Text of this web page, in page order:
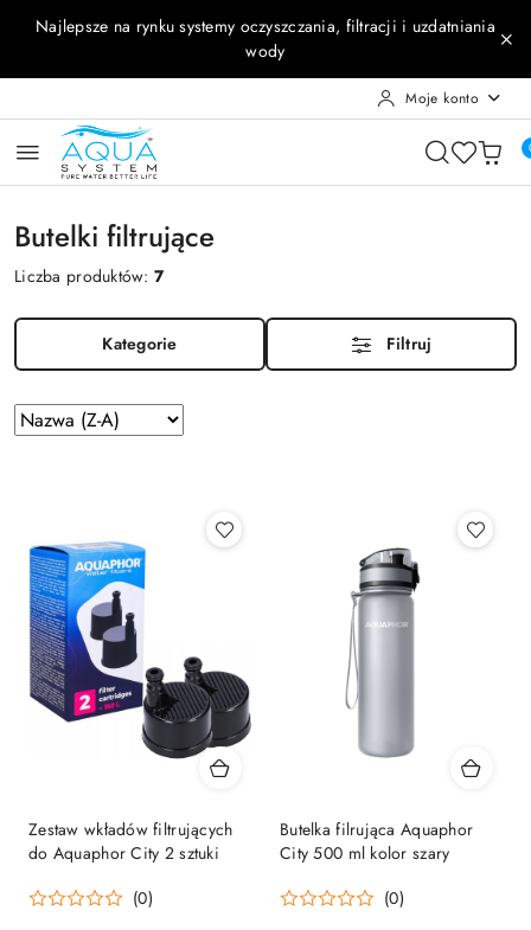
Przejdź do treści głównej
Przejdź do wyszukiwarki
Przejdź do moje konto
Przejdź do menu głównego
Przejdź do stopki
Najlepsze na rynku systemy oczyszczania, filtracji i uzdatniania
wody
Moje konto
Butelki filtrujące
Liczba produktów:7
Kategorie Filtruj
Zastosowano
sortowanie:
Sortuj
według
Zestaw wkładów filtrujących
do Aquaphor City 2 sztuki
(0)
Butelka filrująca Aquaphor
City 500 ml kolor szary
(0)